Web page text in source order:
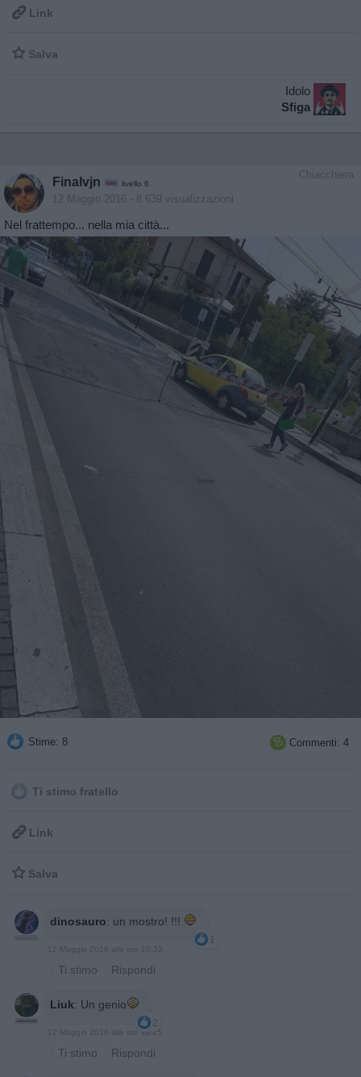
 Link
 Salva
Idolo
Sfiga
Chiacchiera
Finalvjn livello 6
12 Maggio 2016 - 8.639 visualizzazioni
Nel frattempo... nella mia città...
Stime: 8  Commenti: 4
Ti stimo fratello
 Link
 Salva
dinosauro: un mostro! !!!
1
12 Maggio 2016 alle ore 10:32
· Ti stimo · Rispondi
Liuk: Un genio
2
12 Maggio 2016 alle ore 11:25
· Ti stimo · Rispondi